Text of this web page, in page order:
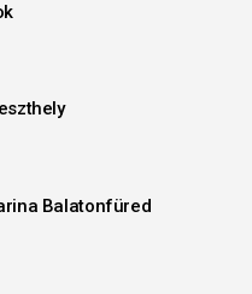
Balatonfüred